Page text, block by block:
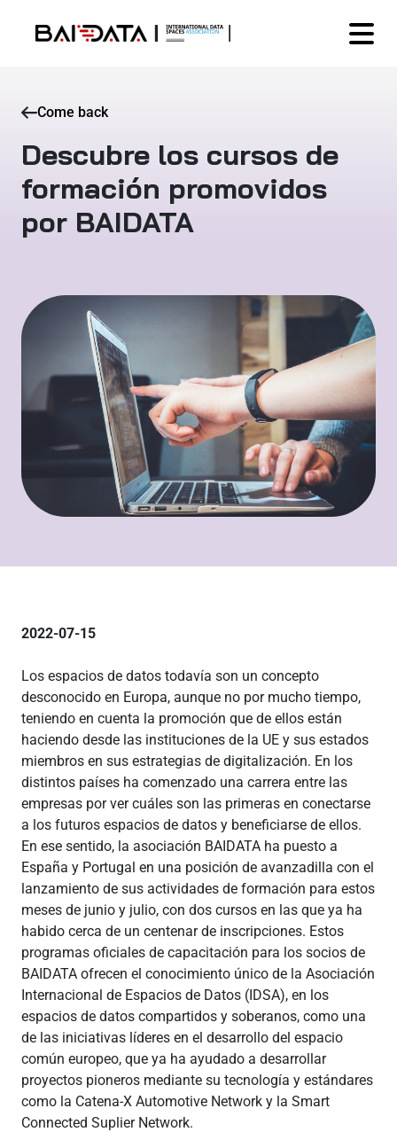
Come back
Descubre los cursos de
formación promovidos
por BAIDATA
2022-07-15
Los espacios de datos todavía son un concepto
desconocido en Europa, aunque no por mucho tiempo,
teniendo en cuenta la promoción que de ellos están
haciendo desde las instituciones de la UE y sus estados
miembros en sus estrategias de digitalización. En los
distintos países ha comenzado una carrera entre las
empresas por ver cuáles son las primeras en conectarse
a los futuros espacios de datos y beneficiarse de ellos.
En ese sentido, la asociación BAIDATA ha puesto a
España y Portugal en una posición de avanzadilla con el
lanzamiento de sus actividades de formación para estos
meses de junio y julio, con dos cursos en las que ya ha
habido cerca de un centenar de inscripciones. Estos
programas oficiales de capacitación para los socios de
BAIDATA ofrecen el conocimiento único de la Asociación
Internacional de Espacios de Datos (IDSA), en los
espacios de datos compartidos y soberanos, como una
de las iniciativas líderes en el desarrollo del espacio
común europeo, que ya ha ayudado a desarrollar
proyectos pioneros mediante su tecnología y estándares
como la Catena-X Automotive Network y la Smart
Connected Suplier Network.